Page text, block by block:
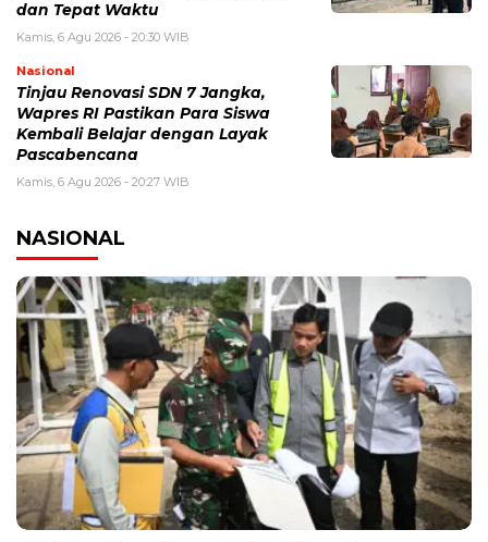
dan Tepat Waktu
Kamis, 6 Agu 2026 - 20:30 WIB
Nasional
Tinjau Renovasi SDN 7 Jangka,
Wapres RI Pastikan Para Siswa
Kembali Belajar dengan Layak
Pascabencana
Kamis, 6 Agu 2026 - 20:27 WIB
NASIONAL